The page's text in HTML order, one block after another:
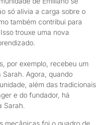
só alivia a carga sobre o
também contribui para
trouxe uma nova
por exemplo, recebeu um
Agora, quando
além das tradicionais
e do fundador, há
Sarah.
mecânicas foi o quadro de